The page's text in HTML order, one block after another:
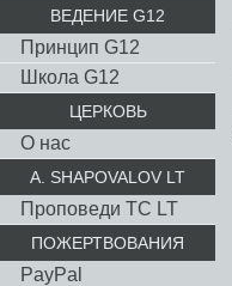
ВЕДЕНИЕ G12
Принцип G12
Школа G12
ЦЕРКОВЬ
О нас
A. SHAPOVALOV LT
Проповеди TC LT
ПОЖЕРТВОВАНИЯ
PayPal